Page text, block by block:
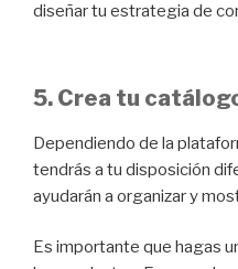
diseñar tu estrategia de
5. Crea tu
Dependiendo de la
tendrás a tu disposición
ayudarán a organizar y
Es importante que hagas